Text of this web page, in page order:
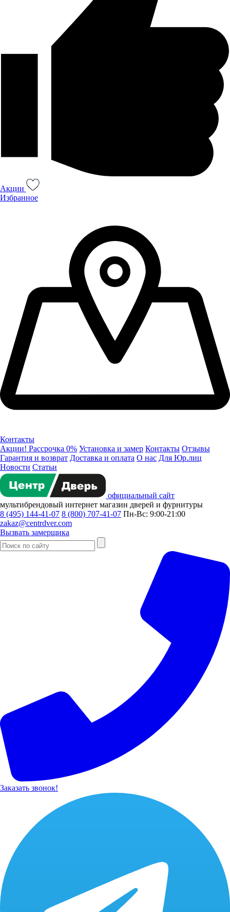
Акции
Избранное
Контакты
Акции! Рассрочка 0% Установка и замер Контакты Отзывы
Гарантия и возврат Доставка и оплата О нас Для Юр.лиц
Новости Статьи
официальный сайт
мультибрендовый интернет магазин дверей и фурнитуры
8 (495) 144-41-07 8 (800) 707-41-07 Пн-Вс: 9:00-21:00
zakaz@centrdver.com
Вызвать замерщика
Заказать звонок!